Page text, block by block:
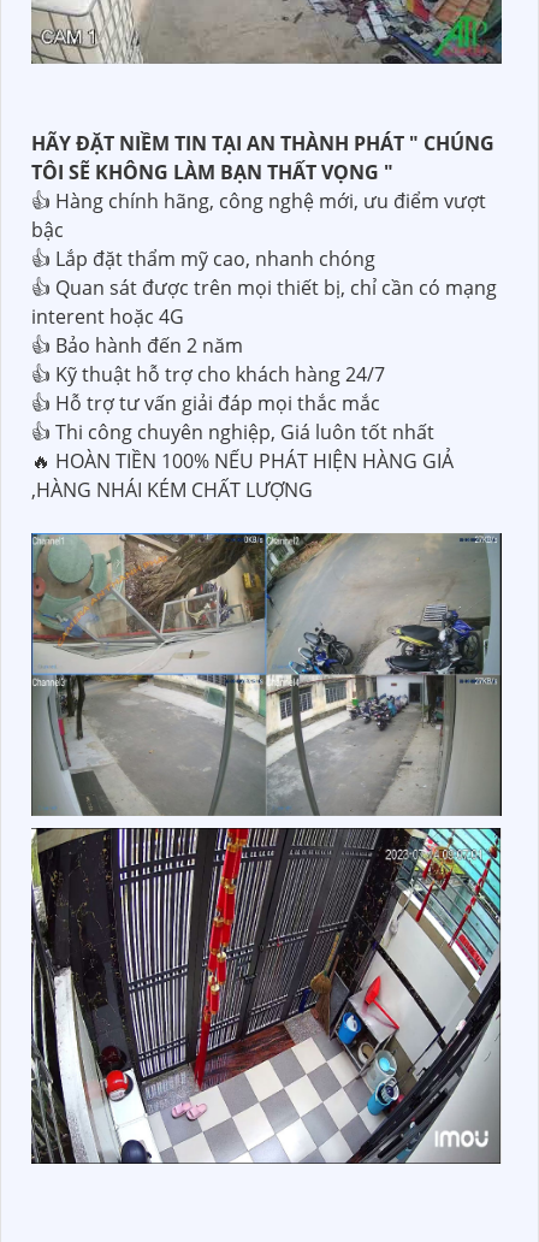
HÃY ĐẶT NIỀM TIN TẠI AN THÀNH PHÁT " CHÚNG
TÔI SẼ KHÔNG LÀM BẠN THẤT VỌNG "
👍 Hàng chính hãng, công nghệ mới, ưu điểm vượt
bậc
👍 Lắp đặt thẩm mỹ cao, nhanh chóng
👍 Quan sát được trên mọi thiết bị, chỉ cần có mạng
interent hoặc 4G
👍 Bảo hành đến 2 năm
👍 Kỹ thuật hỗ trợ cho khách hàng 24/7
👍 Hỗ trợ tư vấn giải đáp mọi thắc mắc
👍 Thi công chuyên nghiệp, Giá luôn tốt nhất
🔥 HOÀN TIỀN 100% NẾU PHÁT HIỆN HÀNG GIẢ
,HÀNG NHÁI KÉM CHẤT LƯỢNG